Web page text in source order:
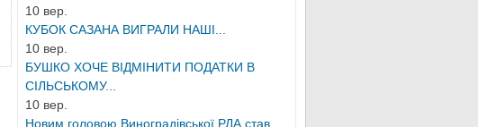
10 вер.
КУБОК САЗАНА ВИГРАЛИ НАШІ...
10 вер.
БУШКО ХОЧЕ ВІДМІНИТИ ПОДАТКИ В
СІЛЬСЬКОМУ...
10 вер.
Новим головою Виноградівської РДА став